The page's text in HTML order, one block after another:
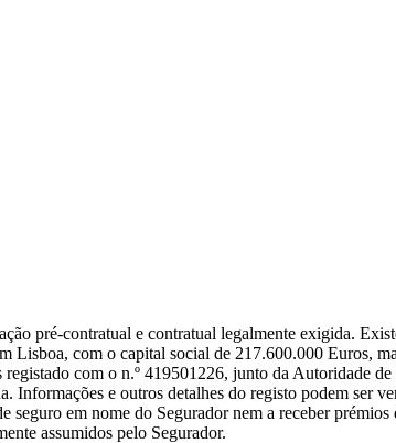
pré-contratual e contratual legalmente exigida.
com o capital social de 217.600.000 Euros,
com o n.º 419501226, junto da Autoridade
e outros detalhes do registo podem ser
em nome do Segurador nem a receber
assumidos pelo Segurador.